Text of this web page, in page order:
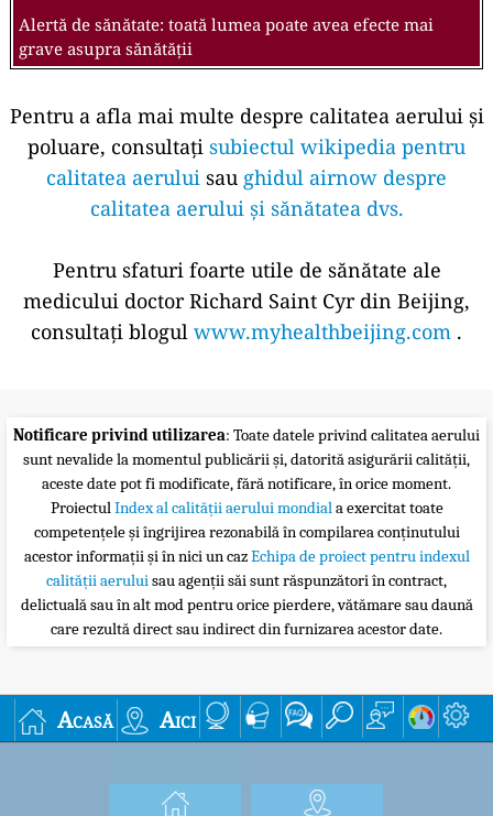
Alertă de sănătate: toată lumea poate avea efecte mai
grave asupra sănătății
Pentru a afla mai multe despre calitatea aerului și
poluare, consultați subiectul wikipedia pentru
calitatea aerului sau ghidul airnow despre
calitatea aerului și sănătatea dvs.
Pentru sfaturi foarte utile de sănătate ale
medicului doctor Richard Saint Cyr din Beijing,
consultați blogul www.myhealthbeijing.com .
Notificare privind utilizarea: Toate datele privind calitatea aerului
sunt nevalide la momentul publicării și, datorită asigurării calității,
aceste date pot fi modificate, fără notificare, în orice moment.
ProiectulIndex al calității aerului mondiala exercitat toate
competențele și îngrijirea rezonabilă în compilarea conținutului
acestor informații și în nici un cazEchipa de proiect pentru indexul
calității aeruluisau agenții săi sunt răspunzători în contract,
delictuală sau în alt mod pentru orice pierdere, vătămare sau daună
care rezultă direct sau indirect din furnizarea acestor date.
Acasă Aici